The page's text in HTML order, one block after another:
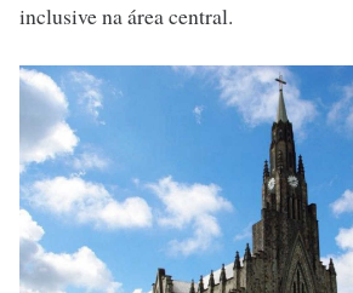
inclusive na área central.